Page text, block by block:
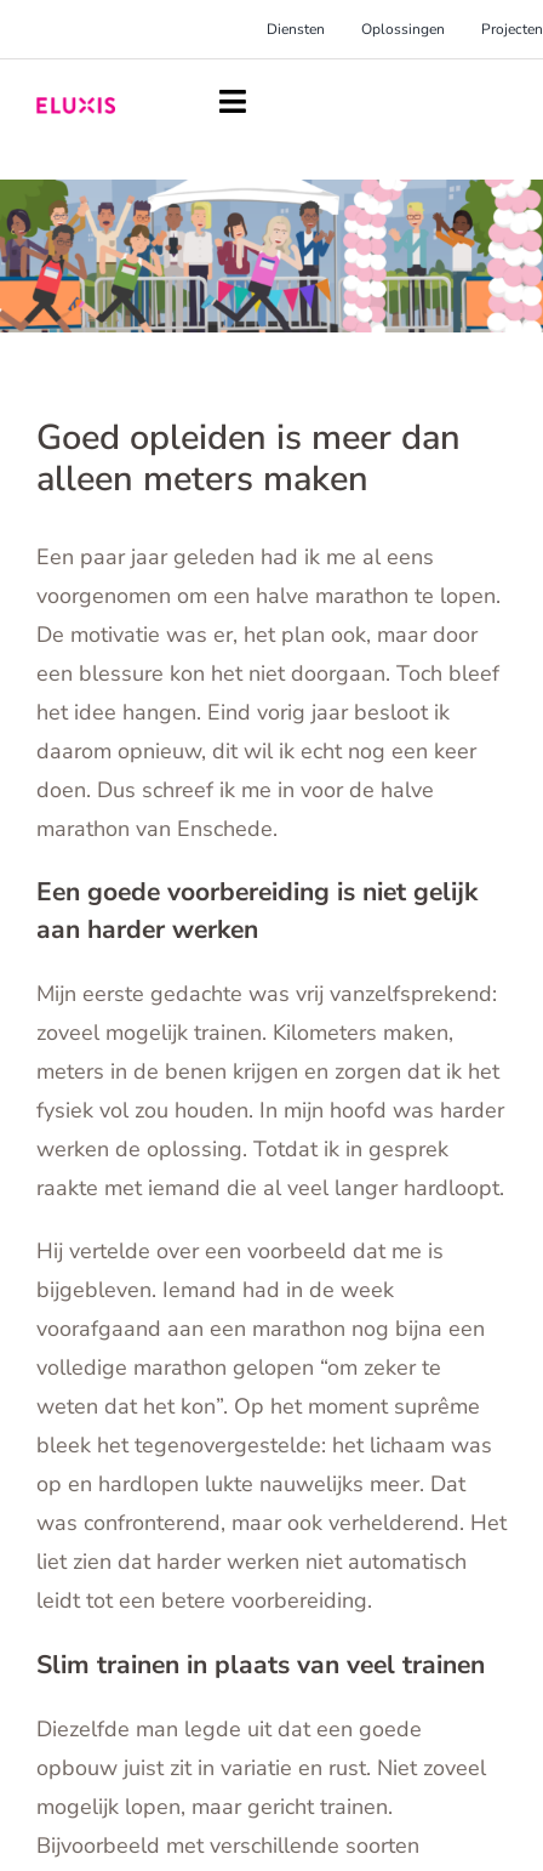
naar
inhoud
Diensten Oplossingen Projecten
Toggle
Homepage
Diensten
Oplossingen
Inspiratie
English
Contact
Goed opleiden is meer dan
alleen meters maken
Een paar jaar geleden had ik me al eens
voorgenomen om een halve marathon te lopen.
De motivatie was er, het plan ook, maar door
een blessure kon het niet doorgaan. Toch bleef
het idee hangen. Eind vorig jaar besloot ik
daarom opnieuw, dit wil ik echt nog een keer
doen. Dus schreef ik me in voor de halve
marathon van Enschede.
Een goede voorbereiding is niet gelijk
aan harder werken
Mijn eerste gedachte was vrij vanzelfsprekend:
zoveel mogelijk trainen. Kilometers maken,
meters in de benen krijgen en zorgen dat ik het
fysiek vol zou houden. In mijn hoofd was harder
werken de oplossing. Totdat ik in gesprek
raakte met iemand die al veel langer hardloopt.
Hij vertelde over een voorbeeld dat me is
bijgebleven. Iemand had in de week
voorafgaand aan een marathon nog bijna een
volledige marathon gelopen “om zeker te
weten dat het kon”. Op het moment suprême
bleek het tegenovergestelde: het lichaam was
op en hardlopen lukte nauwelijks meer. Dat
was confronterend, maar ook verhelderend. Het
liet zien dat harder werken niet automatisch
leidt tot een betere voorbereiding.
Slim trainen in plaats van veel trainen
Diezelfde man legde uit dat een goede
opbouw juist zit in variatie en rust. Niet zoveel
mogelijk lopen, maar gericht trainen.
Bijvoorbeeld met verschillende soorten